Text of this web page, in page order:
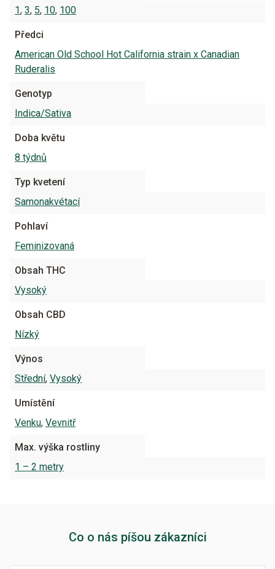
1, 3, 5, 10, 100
Předci
American Old School Hot California strain x Canadian
Ruderalis
Genotyp
Indica/Sativa
Doba květu
8 týdnů
Typ kvetení
Samonakvétací
Pohlaví
Feminizovaná
Obsah THC
Vysoký
Obsah CBD
Nízký
Výnos
Střední, Vysoký
Umístění
Venku, Vevnitř
Max. výška rostliny
1 – 2 metry
Co o nás píšou zákazníci